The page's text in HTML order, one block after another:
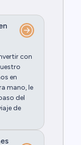
con
en
mano, le
del
de